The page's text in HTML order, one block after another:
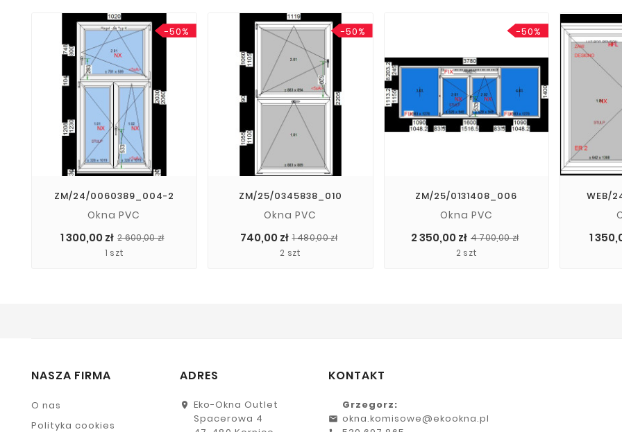
-50%
ZM/24/0060389_004-2
Okna PVC
1 300,00 zł 2 600,00 zł
1 szt
-50%
ZM/25/0345838_010
Okna PVC
740,00 zł 1 480,00 zł
2 szt
-50%
ZM/25/0131408_006
Okna PVC
2 350,00 zł 4 700,00 zł
2 szt
WEB/
1
NASZA FIRMA
O nas
Polityka cookies
ADRES
Eko-Okna Outlet
Spacerowa 4
KONTAKT
Grzegorz:
okna.komisowe@ekookna.pl